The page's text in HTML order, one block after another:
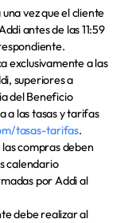
vez que el cliente
antes de las 11:59
exclusivamente a las
superiores a
del Beneficio
a las tasas y tarifas
tasas-tarifas.
compras deben
calendario
por Addi al
debe realizar al